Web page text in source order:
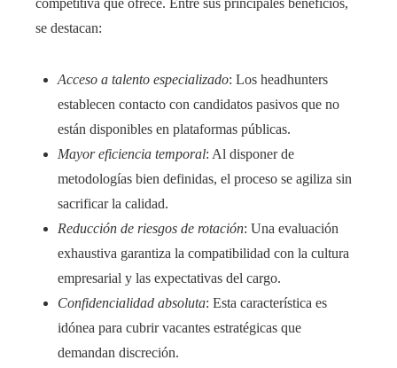
se destacan:
Acceso a talento especializado: Los headhunters
establecen contacto con candidatos pasivos que no
están disponibles en plataformas públicas.
Mayor eficiencia temporal: Al disponer de
metodologías bien definidas, el proceso se agiliza sin
sacrificar la calidad.
Reducción de riesgos de rotación: Una evaluación
exhaustiva garantiza la compatibilidad con la cultura
empresarial y las expectativas del cargo.
Confidencialidad absoluta: Esta característica es
idónea para cubrir vacantes estratégicas que
demandan discreción.